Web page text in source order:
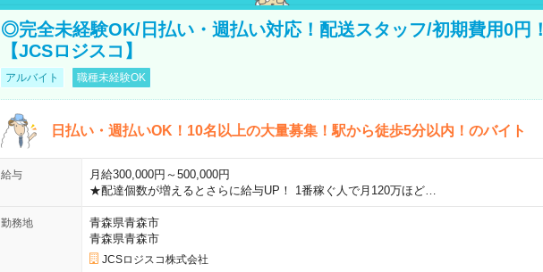
◎完全未経験OK/日払い・週払い対応！配送スタッフ/初期費用0円！
【JCSロジスコ】
アルバイト 職種未経験OK
日払い・週払いOK！10名以上の大量募集！駅から徒歩5分以内！のバイト
給与
月給300,000円～500,000円
★配達個数が増えるとさらに給与UP！ 1番稼ぐ人で月120万ほど…
勤務地
青森県青森市
青森県青森市
JCSロジスコ株式会社